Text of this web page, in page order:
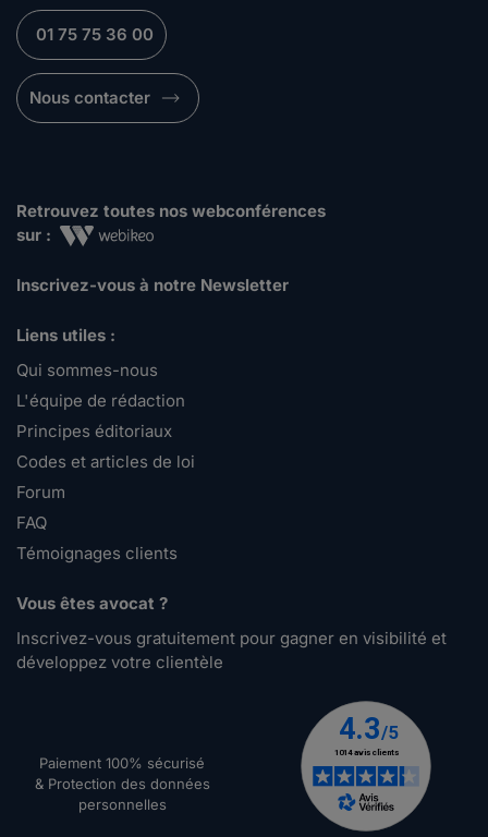
01 75 75 36 00
Nous contacter
Retrouvez toutes nos webconférences
sur :
Inscrivez-vous à notre Newsletter
Liens utiles :
Qui sommes-nous
L'équipe de rédaction
Principes éditoriaux
Codes et articles de loi
Forum
FAQ
Témoignages clients
Vous êtes avocat ?
Inscrivez-vous gratuitement pour gagner en visibilité et
développez votre clientèle
Paiement 100% sécurisé
& Protection des données
personnelles